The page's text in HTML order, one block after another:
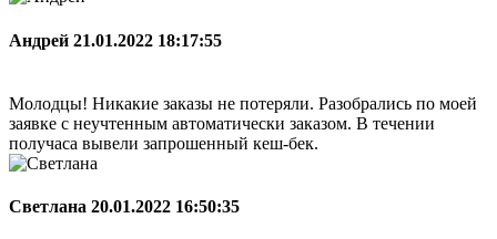
Андрей 21.01.2022 18:17:55
Молодцы! Никакие заказы не потеряли. Разобрались по моей
заявке с неучтенным автоматически заказом. В течении
получаса вывели запрошенный кеш-бек.
Светлана 20.01.2022 16:50:35